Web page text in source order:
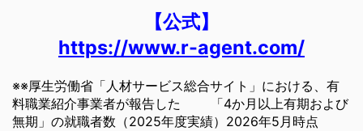
【公式】
https://www.r-agent.com/
※※厚生労働省「人材サービス総合サイト」における、有
料職業紹介事業者が報告した 「4か月以上有期および
無期」の就職者数（2025年度実績）2026年5月時点